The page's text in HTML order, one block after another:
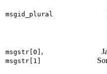
msgid_plural
msgstr[0] ,
msgstr[1]